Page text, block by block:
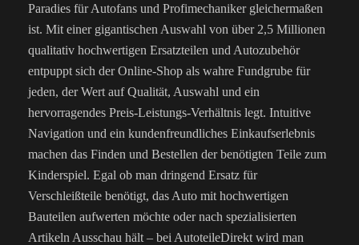
Paradies für Autofans und Profimechaniker gleichermaßen
ist. Mit einer gigantischen Auswahl von über 2,5 Millionen
qualitativ hochwertigen Ersatzteilen und Autozubehör
entpuppt sich der Online-Shop als wahre Fundgrube für
jeden, der Wert auf Qualität, Auswahl und ein
hervorragendes Preis-Leistungs-Verhältnis legt. Intuitive
Navigation und ein kundenfreundliches Einkaufserlebnis
machen das Finden und Bestellen der benötigten Teile zum
Kinderspiel. Egal ob man dringend Ersatz für
Verschleißteile benötigt, das Auto mit hochwertigen
Bauteilen aufwerten möchte oder nach spezialisierten
Artikeln Ausschau hält – bei AutoteileDirekt wird man